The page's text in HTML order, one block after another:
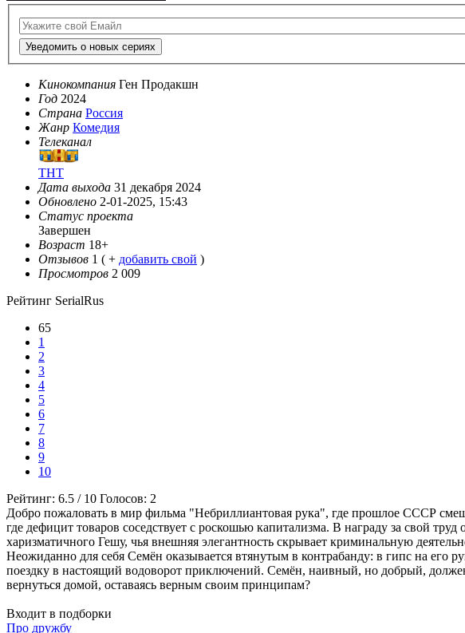
Уведомить о новых сериях
Кинокомпания Ген Продакшн
Год 2024
Страна Россия
Жанр Комедия
Телеканал
ТНТ
Дата выхода 31 декабря 2024
Обновлено 2-01-2025, 15:43
Статус проекта
Завершен
Возраст 18+
Отзывов 1 ( + добавить свой )
Просмотров 2 009
Рейтинг SerialRus
65
1
2
3
4
5
6
7
8
9
10
Рейтинг: 6.5 / 10 Голосов: 2
Добро пожаловать в мир фильма "Небриллиантовая рука", где прошлое СССР
где дефицит товаров соседствует с роскошью капитализма. В награду за свой
харизматичного Гешу, чья внешняя элегантность скрывает криминальную
Неожиданно для себя Семён оказывается втянутым в контрабанду: в гипс на
поездку в настоящий водоворот приключений. Семён, наивный, но добрый,
вернуться домой, оставаясь верным своим принципам?
Входит в подборки
Про дружбу